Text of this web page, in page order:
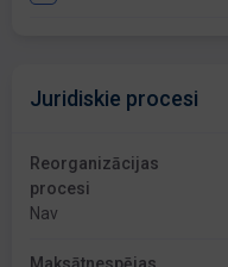
Juridiskie procesi
Reorganizācijas
procesi
Nav